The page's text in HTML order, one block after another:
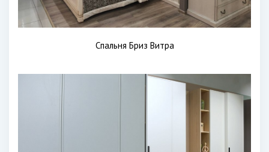
Спальня Бриз Витра